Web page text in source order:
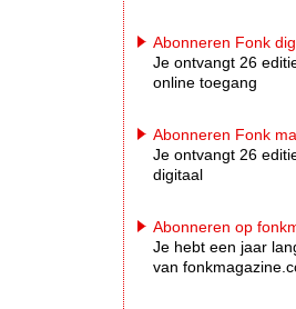
Abonneren Fonk
Je ontvangt 26
online toegang
Abonneren Fonk
Je ontvangt 26
digitaal
Abonneren op
Je hebt een jaar
van